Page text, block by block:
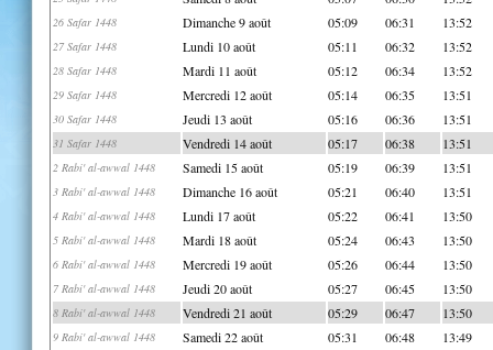
26 Safar 1448 Dimanche 9 août 05:09 06:31 13:52
27 Safar 1448 Lundi 10 août 05:11 06:32 13:52
28 Safar 1448 Mardi 11 août 05:12 06:34 13:52
29 Safar 1448 Mercredi 12 août 05:14 06:35 13:51
30 Safar 1448 Jeudi 13 août 05:16 06:36 13:51
31 Safar 1448 Vendredi 14 août 05:17 06:38 13:51
2 Rabi' al-awwal 1448 Samedi 15 août 05:19 06:39 13:51
3 Rabi' al-awwal 1448 Dimanche 16 août 05:21 06:40 13:51
4 Rabi' al-awwal 1448 Lundi 17 août 05:22 06:41 13:50
5 Rabi' al-awwal 1448 Mardi 18 août 05:24 06:43 13:50
6 Rabi' al-awwal 1448 Mercredi 19 août 05:26 06:44 13:50
7 Rabi' al-awwal 1448 Jeudi 20 août 05:27 06:45 13:50
8 Rabi' al-awwal 1448 Vendredi 21 août 05:29 06:47 13:50
9 Rabi' al-awwal 1448 Samedi 22 août 05:31 06:48 13:49